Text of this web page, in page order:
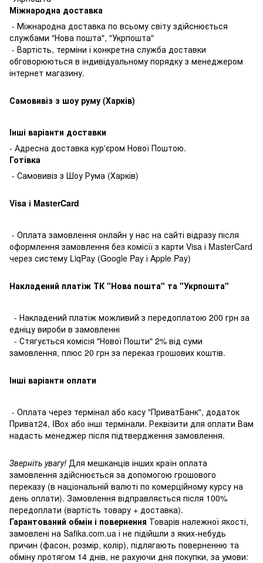
Міжнародна доставка
- Міжнародна доставка по всьому світу здійснюється
службами "Нова пошта", "Укрпошта"
- Вартість, терміни і конкретна служба доставки
обговорюються в індивідуальному порядку з менеджером
інтернет магазину.
Самовивіз з шоу руму (Харків)
Інші варіанти доставки
- Адресна доставка кур'єром Нової Поштою.
Готівкa
- Самовивіз з Шоу Рума (Харків)
Visa і MasterCard
- Оплата замовлення онлайн у нас на сайті відразу після
оформлення замовлення без комісії з карти Visa і MasterCard
через систему LiqPay (Google Pay і Apple Pay)
Накладений платіж ТК "Нова пошта" та "Укрпошта"
- Накладений платіж можливий з передоплатою 200 грн за
едніцу вироби в замовленні
- Стягується комісія "Нової Пошти" 2% від суми
замовлення, плюс 20 грн за переказ грошових коштів.
Інші варіанти оплати
- Оплата через термінал або касу "ПриватБанк", додаток
Приват24, IBox або інші термінали. Реквізити для оплати Вам
надасть менеджер після підтвердження замовлення.
Зверніть увагу! Для мешканців інших країн оплата
замовлення здійснюється за допомогою грошового
переказу (в національній валюті по комерційному курсу на
день оплати). Замовлення відправляється після 100%
передоплати (вартість товару + доставка).
Гарантований обмін і повернення Товарів належної якості,
замовлені на Safika.com.ua і не підійшли з яких-небудь
причин (фасон, розмір, колір), підлягають поверненню та
обміну протягом 14 днів, не рахуючи дня покупки, за умови: